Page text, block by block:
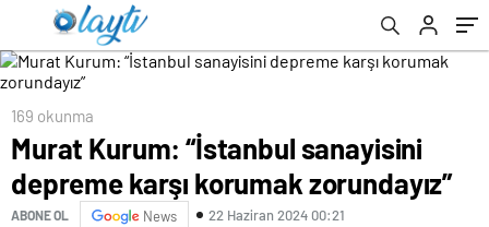
169 okunma
Murat Kurum: “İstanbul sanayisini
depreme karşı korumak zorundayız”
ABONE OL News 22 Haziran 2024 00:21